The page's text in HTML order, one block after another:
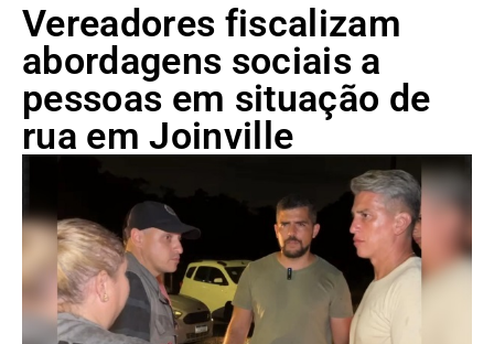
Vereadores fiscalizam
abordagens sociais a
pessoas em situação de
rua em Joinville